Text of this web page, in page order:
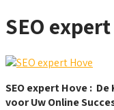
SEO
SEO expert Hove :
voor Uw Online